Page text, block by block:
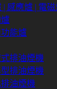
| 感應爐 | 電磁
能爐
式排油煙機
排油煙機
油煙機